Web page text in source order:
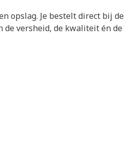
opslag. Je bestelt direct bij de
de versheid, de kwaliteit én de